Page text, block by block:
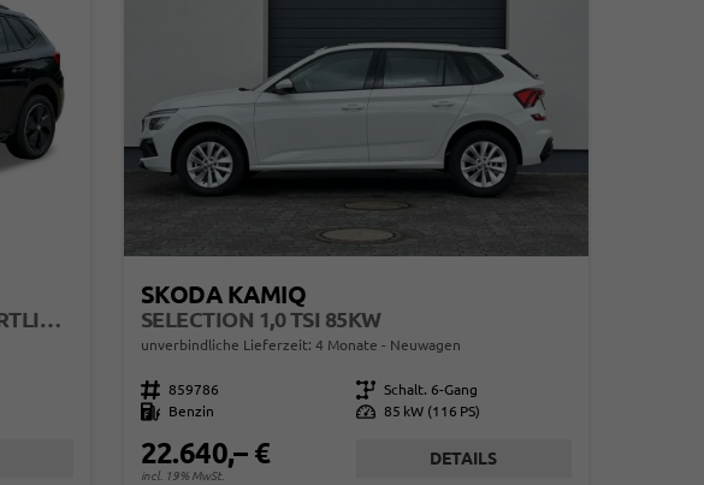
EXTRA PLUS KAMERA+KLIMA+SMARTLINK+PDC+LED+TEMPOMAT
SKODA KAMIQ
SELECTION 1,0 TSI 85KW
unverbindliche Lieferzeit: 4 Monate Neuwagen
Fahrzeugnr. 859786 Getriebe Schalt. 6-Gang
Kraftstoff
Benzin Leistung 85 kW (116 PS)
22.640,– €
incl. 19% MwSt.
DETAILS